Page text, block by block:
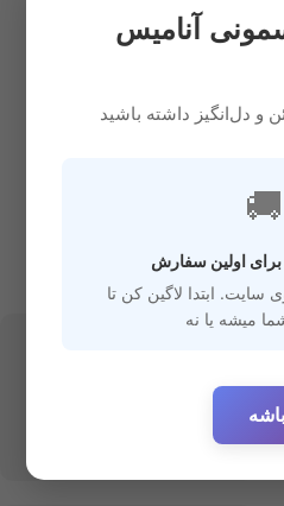
ارسال سریع
آنامیس
و دل‌انگیز داشته باشید
🚚
برای اولین سفارش
ابتدا لاگین کن تا
میشه یا نه
باشه